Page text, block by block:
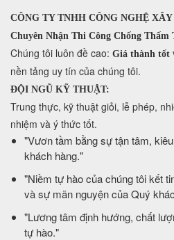
CÔNG TY TNHH CÔNG NGHỆ
Chuyên Nhận Thi Công Chống Thấm
​Chúng tôi luôn đề cao: Giá thành tốt
nền tảng uy tín của chúng tôi.
ĐỘI NGŨ KỸ THUẬT:
Trung thực, kỹ thuật giỏi, lễ phép,
nhiệm và ý thức tốt.
​"Vươn tầm bằng sự tận tâm,
khách hàng."
​"Niềm tự hào của chúng tôi kết
và sự mãn nguyện của Quý
​"Lương tâm định hướng, chất
tự hào."